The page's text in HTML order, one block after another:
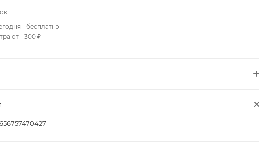
- бесплатно
от - 300 ₽